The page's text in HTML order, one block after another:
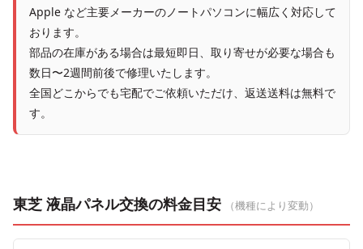
Apple など主要メーカーのノートパソコンに幅広く対応して
おります。
部品の在庫がある場合は最短即日、取り寄せが必要な場合も
数日〜2週間前後で修理いたします。
全国どこからでも宅配でご依頼いただけ、返送送料は無料で
す。
東芝 液晶パネル交換の料金目安 （機種により変動）